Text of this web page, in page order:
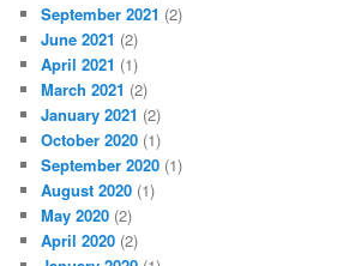
September 2021 (2)
June 2021 (2)
April 2021 (1)
March 2021 (2)
January 2021 (2)
October 2020 (1)
September 2020 (1)
August 2020 (1)
May 2020 (2)
April 2020 (2)